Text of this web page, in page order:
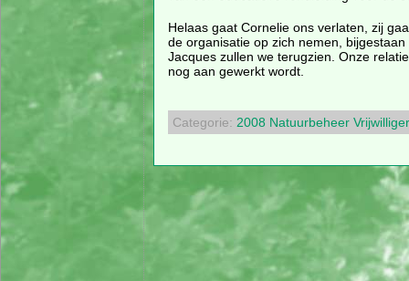
Helaas gaat Cornelie ons verlaten, zij
de organisatie op zich nemen,
Jacques zullen we terugzien. Onze
nog aan gewerkt wordt.
Categorie: 2008 Natuurbeheer